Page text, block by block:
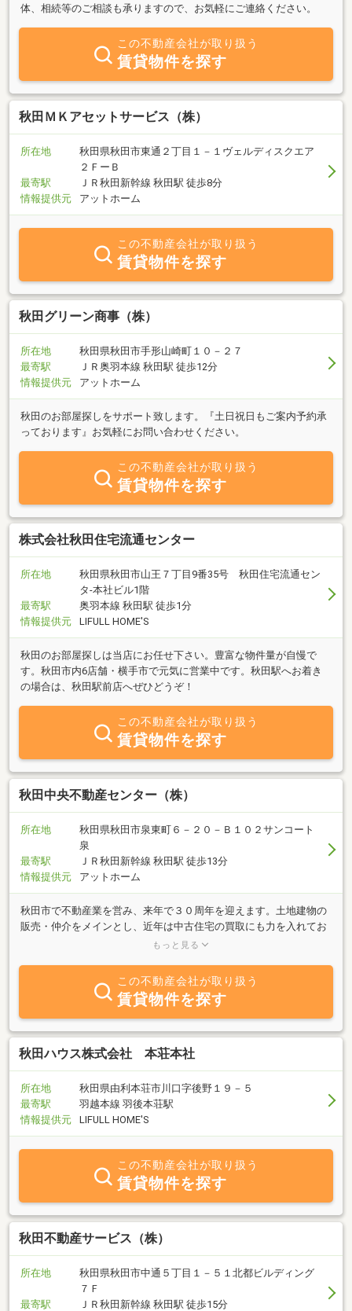
体、相続等のご相談も承りますので、お気軽にご連絡ください。
この不動産会社が取り扱う
賃貸物件を探す
秋田ＭＫアセットサービス（株）
所在地
秋田県秋田市東通２丁目１－１ヴェルディスクエア
２ＦーＢ
最寄駅
ＪＲ秋田新幹線 秋田駅 徒歩8分
情報提供元
アットホーム
この不動産会社が取り扱う
賃貸物件を探す
秋田グリーン商事（株）
所在地
秋田県秋田市手形山崎町１０－２７
最寄駅
ＪＲ奥羽本線 秋田駅 徒歩12分
情報提供元
アットホーム
秋田のお部屋探しをサポート致します。『土日祝日もご案内予約承
っております』お気軽にお問い合わせください。
この不動産会社が取り扱う
賃貸物件を探す
株式会社秋田住宅流通センター
所在地
秋田県秋田市山王７丁目9番35号 秋田住宅流通セン
タ‐本社ビル1階
最寄駅
奥羽本線 秋田駅 徒歩1分
情報提供元
LIFULL HOME'S
秋田のお部屋探しは当店にお任せ下さい。豊富な物件量が自慢で
す。秋田市内6店舗・横手市で元気に営業中です。秋田駅へお着き
の場合は、秋田駅前店へぜひどうぞ！
この不動産会社が取り扱う
賃貸物件を探す
秋田中央不動産センター（株）
所在地
秋田県秋田市泉東町６－２０－Ｂ１０２サンコート
泉
最寄駅
ＪＲ秋田新幹線 秋田駅 徒歩13分
情報提供元
アットホーム
秋田市で不動産業を営み、来年で３０周年を迎えます。土地建物の
販売・仲介をメインとし、近年は中古住宅の買取にも力を入れてお
ります。「皆様の慣れ親しんだ住宅を新たなお客様へ！」そのよう
もちろん、マンション・アパート・貸家等、賃貸物件も取扱ってお
ります。皆様方のご来店お待ちしております。
もっと見る
この不動産会社が取り扱う
賃貸物件を探す
秋田ハウス株式会社 本荘本社
所在地
秋田県由利本荘市川口字後野１９－５
最寄駅
羽越本線 羽後本荘駅
情報提供元
LIFULL HOME'S
この不動産会社が取り扱う
賃貸物件を探す
秋田不動産サービス（株）
所在地
秋田県秋田市中通５丁目１－５１北都ビルディング
７Ｆ
最寄駅
ＪＲ秋田新幹線 秋田駅 徒歩15分